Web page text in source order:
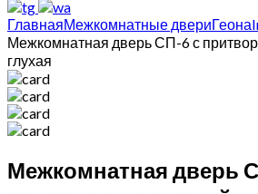
ГлавнаяМежкомнатные двериГеона
Межкомнатная дверь СП-6 с
глухая
Межкомнатная дверь